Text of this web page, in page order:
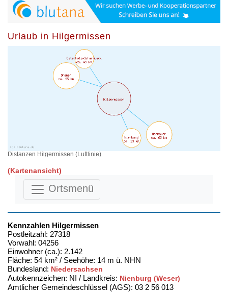
Urlaub in Hilgermissen
Distanzen Hilgermissen (Luftlinie)
(Kartenansicht)
Ortsmenü
Kennzahlen Hilgermissen
Postleitzahl: 27318
Vorwahl: 04256
Einwohner (ca.): 2.142
Fläche: 54 km² / Seehöhe: 14 m ü. NHN
Bundesland: Niedersachsen
Autokennzeichen: NI / Landkreis: Nienburg (Weser)
Amtlicher Gemeindeschlüssel (AGS): 03 2 56 013